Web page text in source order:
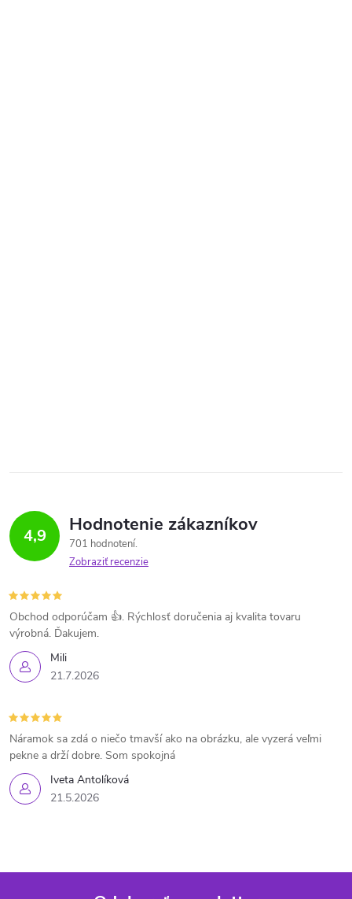
4,9 Hodnotenie zákazníkov
701 hodnotení
Zobraziť recenzie
Mili
21.7.2026
Obchod odporúčam 👍. Rýchlosť doručenia aj kvalita tovaru
výrobná. Ďakujem.
Iveta Antolíková
21.5.2026
Náramok sa zdá o niečo tmavší ako na obrázku, ale vyzerá veľmi
pekne a drží dobre. Som spokojná